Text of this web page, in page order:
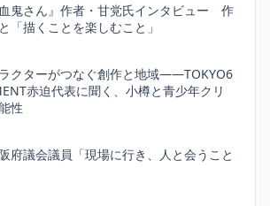
血鬼さん』作者・甘党氏インタビュー 作
「描くことを楽しむこと」
クターがつなぐ創作と地域――TOKYO6
赤迫代表に聞く、小樽と青少年クリ
性
府議会議員「現場に行き、人と会うこと